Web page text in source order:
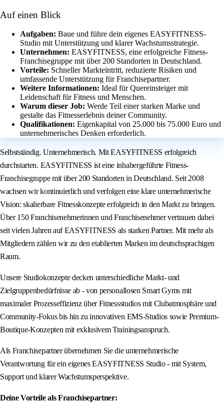
Auf einen Blick
Aufgaben: Baue und führe dein eigenes EASYFITNESS-
Studio mit Unterstützung und klarer Wachstumsstrategie.
Unternehmen: EASYFITNESS, eine erfolgreiche Fitness-
Franchisegruppe mit über 200 Standorten in Deutschland.
Vorteile: Schneller Markteintritt, reduzierte Risiken und
umfassende Unterstützung für Franchisepartner.
Weitere Informationen: Ideal für Quereinsteiger mit
Leidenschaft für Fitness und Menschen.
Warum dieser Job: Werde Teil einer starken Marke und
gestalte das Fitnesserlebnis deiner Community.
Qualifikationen: Eigenkapital von 25.000 bis 75.000 Euro und
unternehmerisches Denken erforderlich.
Selbstständig. Unternehmerisch. Mit EASYFITNESS erfolgreich
durchstarten. EASYFITNESS ist eine inhabergeführte Fitness-
Franchisegruppe mit über 200 Standorten in Deutschland. Seit 2008
wachsen wir kontinuierlich und verfolgen eine klare unternehmerische
Vision: skalierbare Fitnesskonzepte erfolgreich in den Markt zu bringen.
Über 150 Franchisenehmerinnen und Franchisenehmer vertrauen dabei
seit vielen Jahren auf EASYFITNESS als starken Partner. Mit mehr als
Mitgliedern zählen wir zu den etablierten Marken im deutschsprachigen
Raum.
Unsere Studiokonzepte decken unterschiedliche Markt- und
Zielgruppenbedürfnisse ab - von personallosen Smart Gyms mit
maximaler Prozesseffizienz über Fitnessstudios mit Clubatmosphäre und
Community-Fokus bis hin zu innovativen EMS-Studios sowie Premium-
Boutique-Konzepten mit exklusivem Trainingsanspruch.
Als Franchisepartner übernehmen Sie die unternehmerische
Verantwortung für ein eigenes EASYFITNESS Studio - mit System,
Support und klarer Wachstumsperspektive.
Deine Vorteile als Franchisepartner: